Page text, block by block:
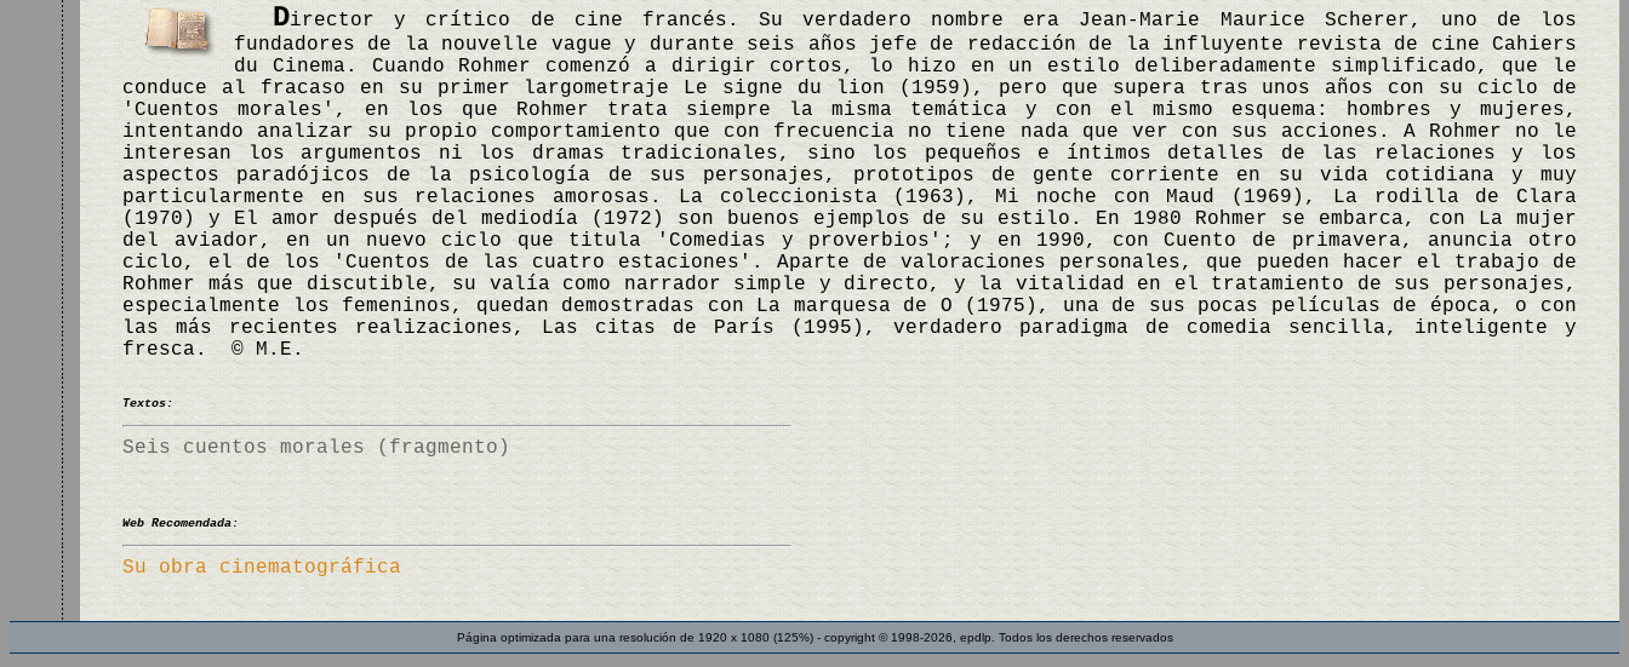
Director y crítico de cine francés. Su verdadero nombre era Jean-Marie Maurice Scherer, uno de los
fundadores de la nouvelle vague y durante seis años jefe de redacción de la influyente revista de cine Cahiers
du Cinema. Cuando Rohmer comenzó a dirigir cortos, lo hizo en un estilo deliberadamente simplificado, que le
conduce al fracaso en su primer largometraje Le signe du lion (1959), pero que supera tras unos años con su ciclo de
'Cuentos morales', en los que Rohmer trata siempre la misma temática y con el mismo esquema: hombres y mujeres,
intentando analizar su propio comportamiento que con frecuencia no tiene nada que ver con sus acciones. A Rohmer no le
interesan los argumentos ni los dramas tradicionales, sino los pequeños e íntimos detalles de las relaciones y los
aspectos paradójicos de la psicología de sus personajes, prototipos de gente corriente en su vida cotidiana y muy
particularmente en sus relaciones amorosas. La coleccionista (1963), Mi noche con Maud (1969), La rodilla de Clara
(1970) y El amor después del mediodía (1972) son buenos ejemplos de su estilo. En 1980 Rohmer se embarca, con La mujer
del aviador, en un nuevo ciclo que titula 'Comedias y proverbios'; y en 1990, con Cuento de primavera, anuncia otro
ciclo, el de los 'Cuentos de las cuatro estaciones'. Aparte de valoraciones personales, que pueden hacer el trabajo de
Rohmer más que discutible, su valía como narrador simple y directo, y la vitalidad en el tratamiento de sus personajes,
especialmente los femeninos, quedan demostradas con La marquesa de O (1975), una de sus pocas películas de época, o con
las más recientes realizaciones, Las citas de París (1995), verdadero paradigma de comedia sencilla, inteligente y
fresca. © M.E.
Textos:
Seis cuentos morales (fragmento)
Web Recomendada:
Su obra cinematográfica
Página optimizada para una resolución de 1920 x 1080 (125%) - copyright © 1998-2026, epdlp. Todos los derechos reservados